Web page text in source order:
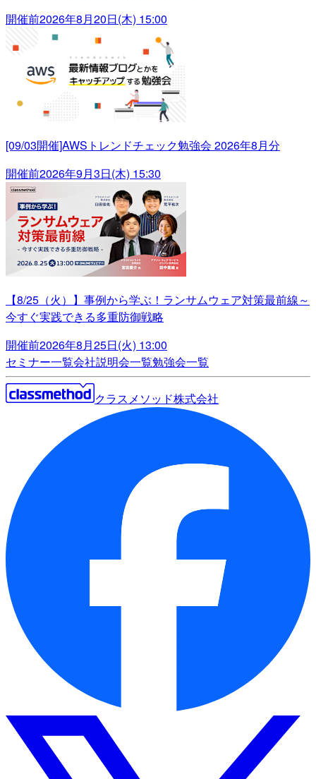
開催前2026年8月20日(木) 15:00
[09/03開催]AWSトレンドチェック勉強会 2026年8月分
開催前2026年9月3日(木) 15:30
【8/25（火）】事例から学ぶ！ランサムウェア対策最前線～
今すぐ実践できる多重防御戦略
開催前2026年8月25日(火) 13:00
セミナー一覧会社説明会一覧勉強会一覧
クラスメソッド株式会社